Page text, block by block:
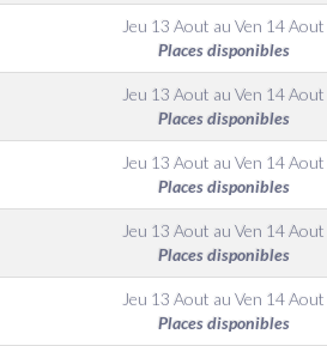
Jeu 13 Aout auVen 14 Aout
Places disponibles
Jeu 13 Aout auVen 14 Aout
Places disponibles
Jeu 13 Aout auVen 14 Aout
Places disponibles
Jeu 13 Aout auVen 14 Aout
Places disponibles
Jeu 13 Aout auVen 14 Aout
Places disponibles